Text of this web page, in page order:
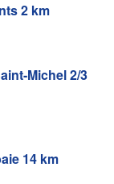
2 km
Michel 2/3
14 km